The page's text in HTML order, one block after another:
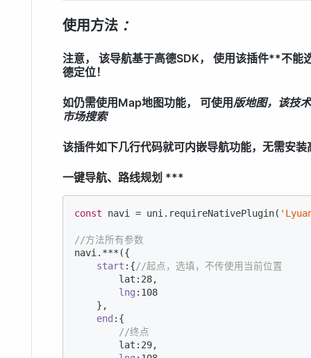
使用方法 ：
注意， 该导航基于高德SDK， 使用该插件**不能
德定位！
如仍需使用Map地图功能， 可使用版地图，该技
市场搜索
该插件如下几行代码就可内嵌导航功能，无需安装
一键导航、路线规划 ***
const navi = uni.requireNativePlugin(
//方法所有参数
navi.***({
start :{//起点，选填，不传使用当前位置
        lat:
28,
lng : 108
    },
end :{
//终点
        lat:
29,